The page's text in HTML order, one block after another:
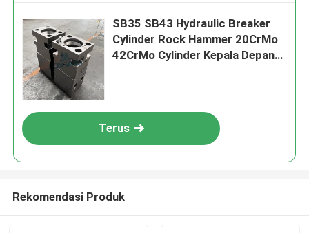
SB35 SB43 Hydraulic Breaker
Cylinder Rock Hammer 20CrMo
42CrMo Cylinder Kepala Depan
Terus
Rekomendasi Produk